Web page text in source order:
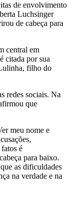
de envolvimento
Luchsinger
de cabeça para
central em
citada por sua
filho do
redes sociais. Na
que
meu nome e
é
para baixo.
as dificuldades
na verdade e na